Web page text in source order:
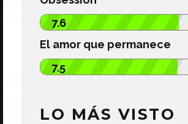
7.6
El amor que permanece
7.5
LO MÁS VISTO